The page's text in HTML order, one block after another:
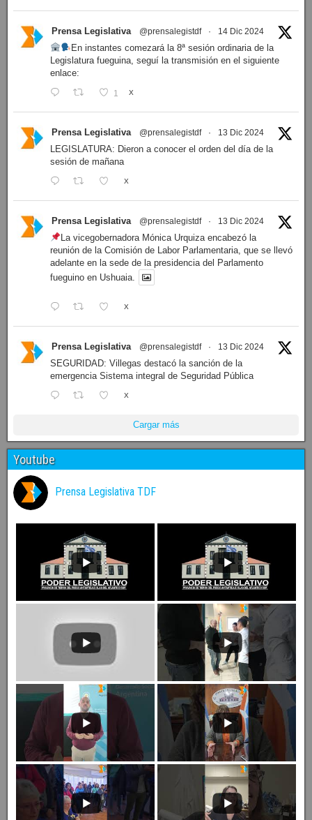
Prensa Legislativa @prensalegistdf · 14 Dic 2024
En instantes comezará la 8ª sesión ordinaria de la
Legislatura fueguina, seguí la transmisión en el siguiente
enlace:
1 X
Prensa Legislativa @prensalegistdf · 13 Dic 2024
LEGISLATURA: Dieron a conocer el orden del día de la
sesión de mañana
X
Prensa Legislativa @prensalegistdf · 13 Dic 2024
La vicegobernadora Mónica Urquiza encabezó la
reunión de la Comisión de Labor Parlamentaria, que se llevó
adelante en la sede de la presidencia del Parlamento
fueguino en Ushuaia.
X
Prensa Legislativa @prensalegistdf · 13 Dic 2024
SEGURIDAD: Villegas destacó la sanción de la
emergencia Sistema integral de Seguridad Pública
X
Cargar más
Youtube
Prensa Legislativa TDF